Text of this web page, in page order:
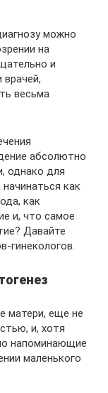
можно
на
и
весьма
абсолютно
однако для
как
как
и, что самое
Давайте
гинекологов.
матери, еще не
и, хотя
напоминающие
маленького